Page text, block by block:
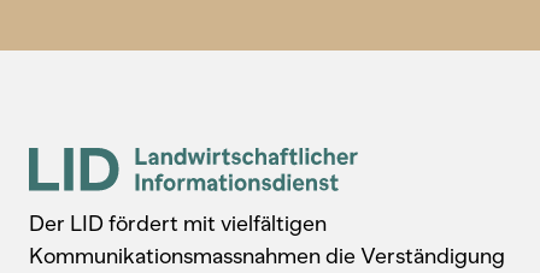
Der LID fördert mit vielfältigen
Kommunikationsmassnahmen die Verständigung